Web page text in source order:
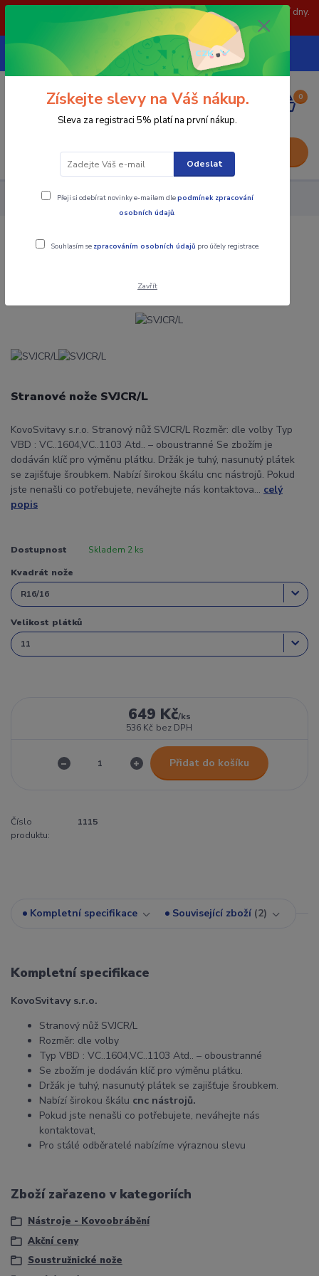
POZOR: 31.7 , 3.8 a 5.8- zavřeno. objednávky odešleme následující dny.
Děkujeme za pochopení.
CZK
739252246
(Po-Pá, 8-15 hod.)
0
0,00 Kč
Nástroje - Kovoobrábění SVJCR/L
SVJCR/L
Stranové nože SVJCR/L
KovoSvitavy s.r.o. Stranový nůž SVJCR/L Rozměr: dle volby Typ
VBD : VC..1604,VC..1103 Atd.. – oboustranné Se zbožím je
dodáván klíč pro výměnu plátku. Držák je tuhý, nasunutý plátek
se zajišťuje šroubkem. Nabízí širokou škálu cnc nástrojů. Pokud
jste nenašli co potřebujete, neváhejte nás kontaktova... celý
popis
Dostupnost Skladem 2 ks
Kvadrát nože
Velikost plátků
649 Kč/ks
536 Kč bez DPH
Přidat do košíku
Číslo
produktu:
1115
Kompletní specifikace Související zboží 2
Kompletní specifikace
KovoSvitavy s.r.o.
Stranový nůž SVJCR/L
Rozměr: dle volby
Typ VBD : VC..1604,VC..1103 Atd.. – oboustranné
Se zbožím je dodáván klíč pro výměnu plátku.
Držák je tuhý, nasunutý plátek se zajišťuje šroubkem.
Nabízí širokou škálu cnc nástrojů.
Pokud jste nenašli co potřebujete, neváhejte nás
kontaktovat,
Pro stálé odběratelé nabízíme výraznou slevu
Zboží zařazeno v kategoriích
Nástroje - Kovoobrábění
Akční ceny
Soustružnické nože
Získejte slevy na Váš nákup.
Sleva za registraci 5% platí na první nákup.
Odeslat
Přeji si odebírat novinky e-mailem dlepodmínek zpracování
osobních údajů.
Souhlasím se zpracováním osobních údajů pro účely registrace.
Zavřít